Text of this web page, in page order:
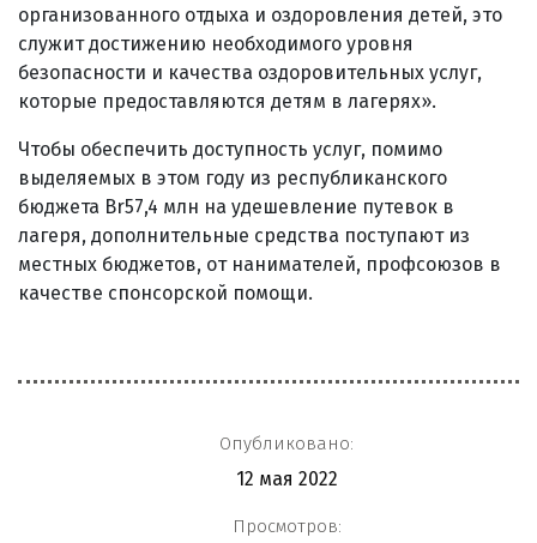
организованного отдыха и оздоровления детей, это
служит достижению необходимого уровня
безопасности и качества оздоровительных услуг,
которые предоставляются детям в лагерях».
Чтобы обеспечить доступность услуг, помимо
выделяемых в этом году из республиканского
бюджета Br57,4 млн на удешевление путевок в
лагеря, дополнительные средства поступают из
местных бюджетов, от нанимателей, профсоюзов в
качестве спонсорской помощи.
Опубликовано:
12 мая 2022
Просмотров: